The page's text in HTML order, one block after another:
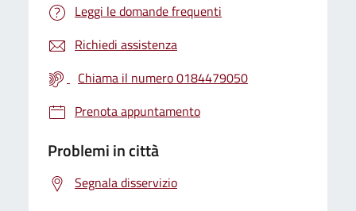
Leggi le domande frequenti
Richiedi assistenza
Chiama il numero 0184479050
Prenota appuntamento
Problemi in città
Segnala disservizio